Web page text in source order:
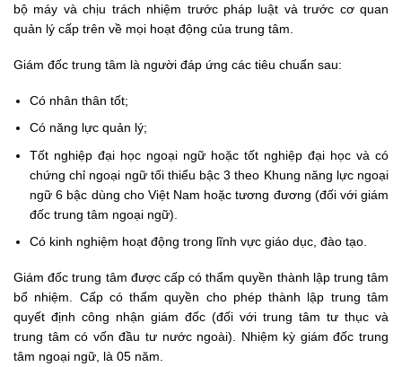
bộ máy và chịu trách nhiệm trước pháp luật và trước cơ quan
quản lý cấp trên về mọi hoạt động của trung tâm
Giám đốc trung tâm là người đáp ứng các tiêu chuẩn sau:
Có nhân thân tốt;
Có năng lực quản lý;
Tốt nghiệp đại học ngoại ngữ hoặc tốt nghiệp đại học và có
chứng chỉ ngoại ngữ tối thiểu bậc 3 theo Khung năng lực ngoại
ngữ 6 bậc dùng cho Việt Nam hoặc tương đương (đối với giám
đốc trung tâm ngoại ngữ).
Có kinh nghiệm hoạt động trong lĩnh vực giáo dục, đào tạo.
Giám đốc trung tâm được cấp có thẩm quyền thành lập trung tâm
bổ nhiệm. Cấp có thẩm quyền cho phép thành lập trung tâm
quyết định công nhận giám đốc (đối với trung tâm tư thục và
trung tâm có vốn đầu tư nước ngoài). Nhiệm kỳ giám đốc trung
tâm ngoại ngữ, là 05 năm.